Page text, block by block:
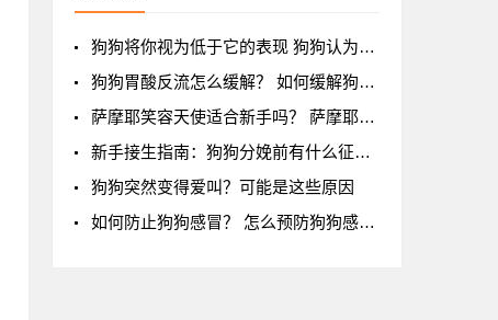
狗狗将你视为低于它的表现 狗狗认为你比它地位
狗狗胃酸反流怎么缓解？ 如何缓解狗狗的胃酸反
萨摩耶笑容天使适合新手吗？ 萨摩耶=微笑天使？
新手接生指南：狗狗分娩前有什么征兆？
狗狗突然变得爱叫？可能是这些原因
如何防止狗狗感冒？ 怎么预防狗狗感冒呢